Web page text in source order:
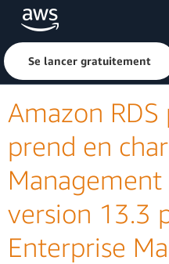
Passer au contenu principal
Cliquer ici pour
Se lancer gratuitement
Amazon
prend en
version 13.3
Enterprise